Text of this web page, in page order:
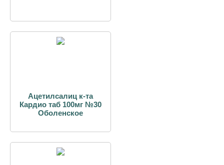
Ацетилсалиц к-та
Кардио таб 100мг №30
Оболенское